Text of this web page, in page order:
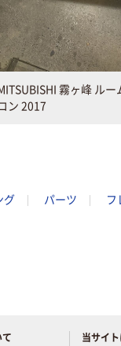
霧ヶ峰 ルー
ン 2017
グ パーツ フ
当サイ